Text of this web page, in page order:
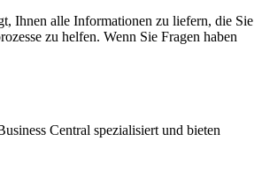
Ihnen alle Informationen zu liefern, die Sie
zu helfen. Wenn Sie Fragen haben
Central spezialisiert und bieten